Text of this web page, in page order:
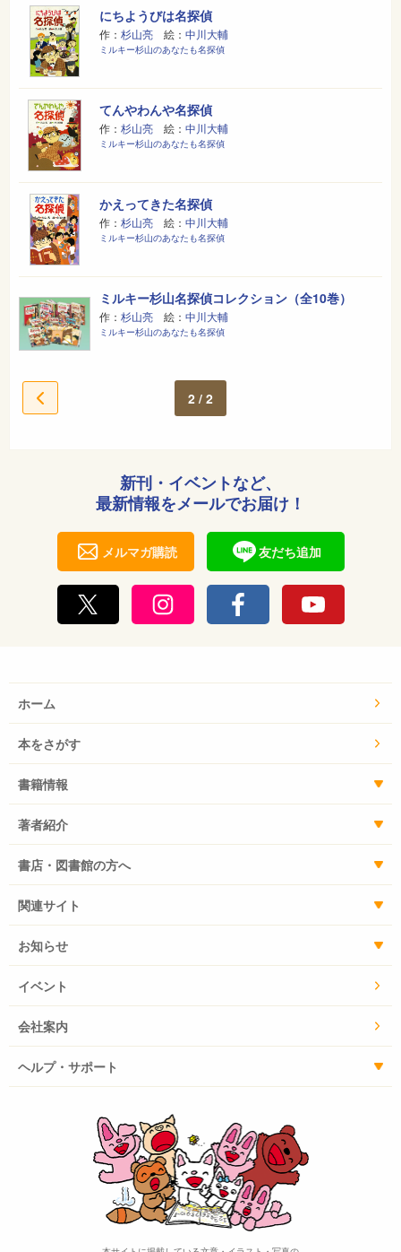
にちようびは名探偵
作： 杉山亮 絵： 中川大輔
ミルキー杉山のあなたも名探偵
てんやわんや名探偵
作： 杉山亮 絵： 中川大輔
ミルキー杉山のあなたも名探偵
かえってきた名探偵
作： 杉山亮 絵： 中川大輔
ミルキー杉山のあなたも名探偵
ミルキー杉山名探偵コレクション（全10巻）
作： 杉山亮 絵： 中川大輔
ミルキー杉山のあなたも名探偵
2 / 2
新刊・イベントなど、
最新情報をメールでお届け！
メルマガ購読 友だち追加
ホーム
本をさがす
書籍情報
著者紹介
書店・図書館の方へ
関連サイト
お知らせ
イベント
会社案内
ヘルプ・サポート